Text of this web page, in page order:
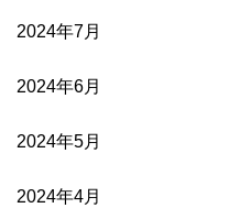
2024年7月
2024年6月
2024年5月
2024年4月